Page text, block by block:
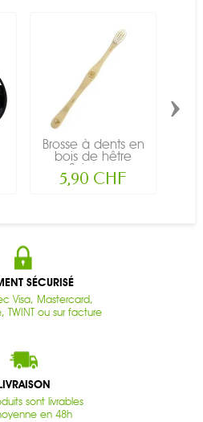
Brosse à dents en
bois de hêtre
Suisse,...
5,90 CHF
›
SÉCURISÉ
Visa, Mastercard,
TWINT ou sur facture
sont livrables
en 48h